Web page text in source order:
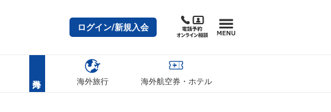
ログイン/新規入会
海外旅行 海外航空券・ホテル